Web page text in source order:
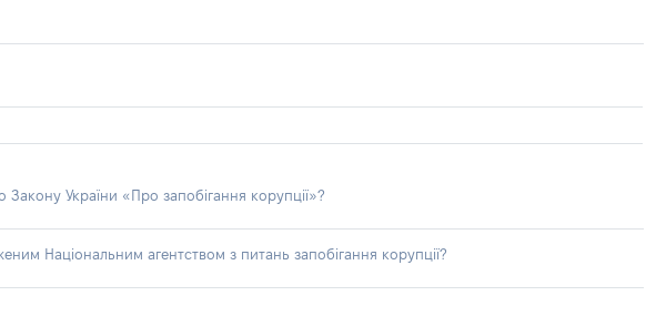
України «Про запобігання корупції»?
Національним агентством з питань запобігання корупції?